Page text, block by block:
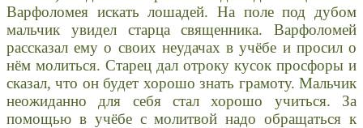
Варфоломея искать лошадей. На поле под дубом
мальчик увидел старца священника. Варфоломей
рассказал ему о своих неудачах в учёбе и просил о
нём молиться. Старец дал отроку кусок просфоры и
сказал, что он будет хорошо знать грамоту. Мальчик
неожиданно для себя стал хорошо учиться. За
помощью в учёбе с молитвой надо обращаться к